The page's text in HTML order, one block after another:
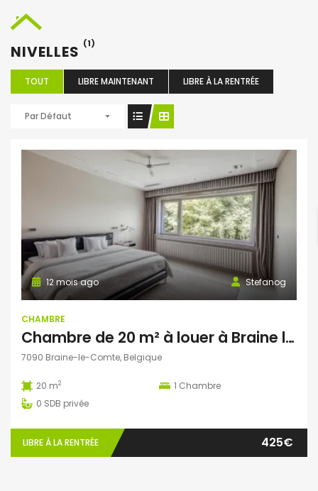
NIVELLES (1)
TOUT LIBRE MAINTENANT LIBRE À LA RENTRÉE
Par Défaut
Stefanog
12 mois ago
CHAMBRE
Chambre de 20 m² à louer à Braine le Comte
7090 Braine-le-Comte, Belgique
20 m2 1 Chambre
0 SDB privée
LIBRE À LA RENTRÉE 425€